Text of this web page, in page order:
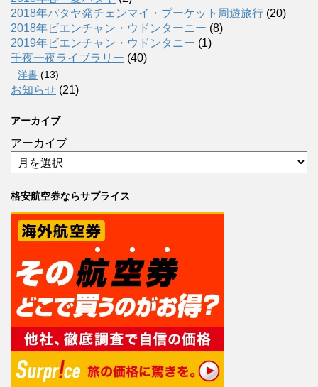
2018年パタヤ発チェンマイ・プーケット周遊旅行 (20)
2018年ビエンチャン・ウドンターニー (8)
2019年ビエンチャン・ウドンタニー (1)
千夜一夜ライブラリー (40)
洋書 (13)
お知らせ (21)
アーカイブ
アーカイブ
格安航空券ならサプライス